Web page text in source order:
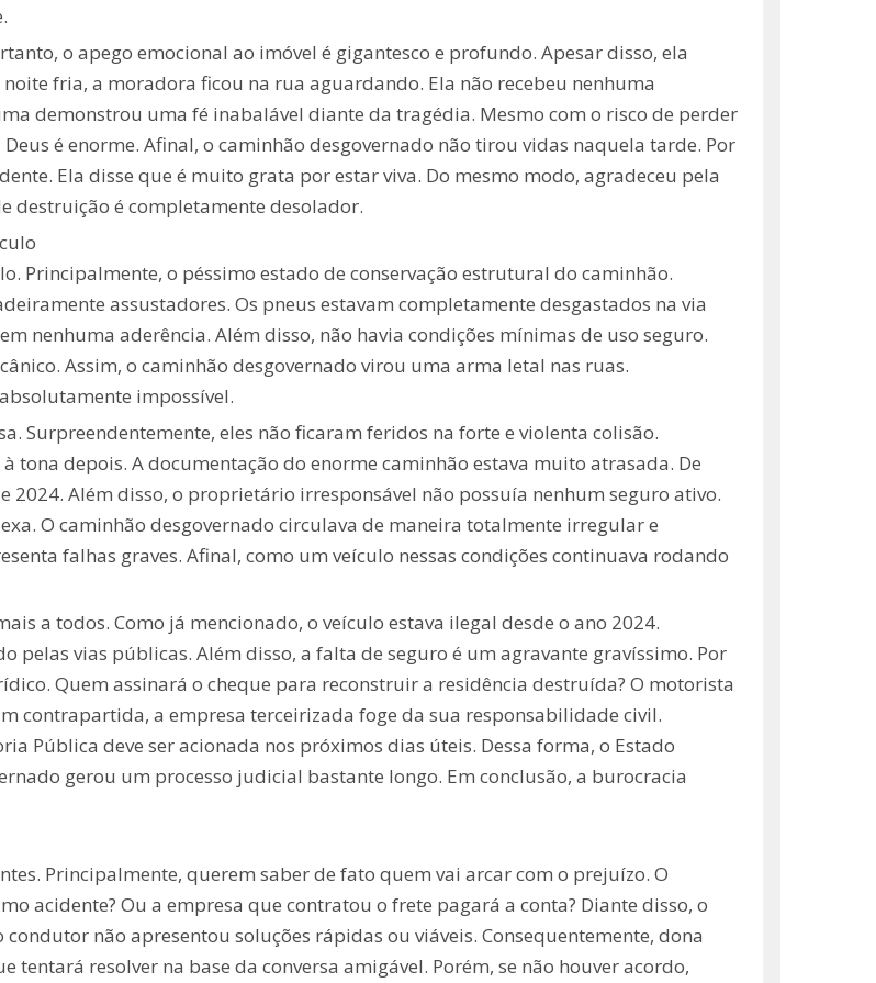
o apego emocional ao imóvel é gigantesco e profundo. Apesar disso, ela
fria, a moradora ficou na rua aguardando. Ela não recebeu nenhuma
demonstrou uma fé inabalável diante da tragédia. Mesmo com o risco de perder
é enorme. Afinal, o caminhão desgovernado não tirou vidas naquela tarde. Por
Ela disse que é muito grata por estar viva. Do mesmo modo, agradeceu pela
destruição é completamente desolador.
Principalmente, o péssimo estado de conservação estrutural do caminhão.
assustadores. Os pneus estavam completamente desgastados na via
nenhuma aderência. Além disso, não havia condições mínimas de uso seguro.
Assim, o caminhão desgovernado virou uma arma letal nas ruas.
impossível.
Surpreendentemente, eles não ficaram feridos na forte e violenta colisão.
tona depois. A documentação do enorme caminhão estava muito atrasada. De
2024. Além disso, o proprietário irresponsável não possuía nenhum seguro ativo.
O caminhão desgovernado circulava de maneira totalmente irregular e
falhas graves. Afinal, como um veículo nessas condições continuava rodando
a todos. Como já mencionado, o veículo estava ilegal desde o ano 2024.
pelas vias públicas. Além disso, a falta de seguro é um agravante gravíssimo. Por
Quem assinará o cheque para reconstruir a residência destruída? O motorista
contrapartida, a empresa terceirizada foge da sua responsabilidade civil.
Pública deve ser acionada nos próximos dias úteis. Dessa forma, o Estado
gerou um processo judicial bastante longo. Em conclusão, a burocracia
Principalmente, querem saber de fato quem vai arcar com o prejuízo. O
acidente? Ou a empresa que contratou o frete pagará a conta? Diante disso, o
não apresentou soluções rápidas ou viáveis. Consequentemente, dona
tentará resolver na base da conversa amigável. Porém, se não houver acordo,